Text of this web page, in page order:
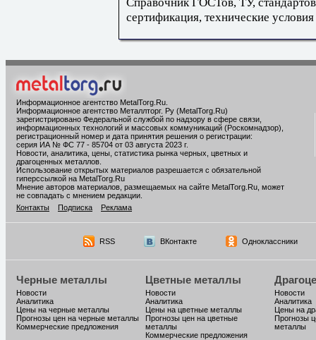
сертификация, технические условия
Информационное агентство MetalTorg.Ru
Информационное агентство Металлторг. Ру (MetalTorg.Ru)
зарегистрировано Федеральной службой по надзору в сфере связи,
информационных технологий и массовых коммуникаций (Роскомнадзор),
регистрационный номер и дата принятия решения о регистрации:
серия ИА № ФС 77 - 85704 от 03 августа 2023 г.
Новости, аналитика, цены, статистика рынка черных, цветных и
драгоценных металлов.
Использование открытых материалов разрешается с обязательной
гиперссылкой на MetalTorg.Ru
Мнение авторов материалов, размещаемых на сайте MetalTorg.Ru, может
не совпадать с мнением редакции.
Контакты
Подписка Реклама
RSS ВКонтакте Одноклассники
Черные металлы
Новости
Аналитика
Цены на черные металлы
Прогнозы цен на черные металлы
Коммерческие предложения
Цветные металлы
Новости
Аналитика
Цены на цветные металлы
Прогнозы цен на цветные
металлы
Коммерческие предложения
Новости
Аналитика
Цены на
Прогнозы
металлы